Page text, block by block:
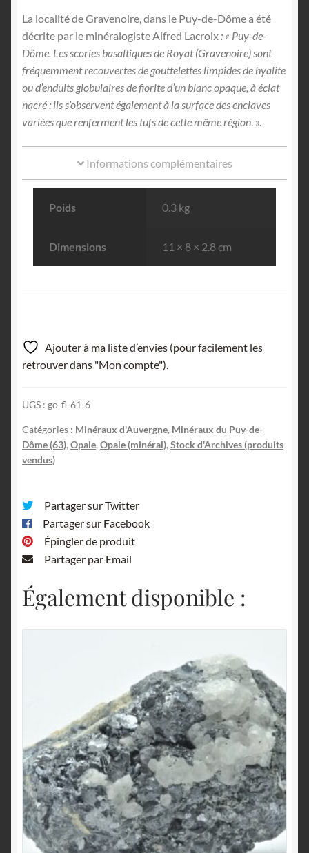
La localité de Gravenoire, dans le Puy-de-Dôme a été
décrite par le minéralogiste Alfred Lacroix: « Puy-de-
Dôme. Les scories basaltiques de Royat (Gravenoire) sont
fréquemment recouvertes de gouttelettes limpides de hyalite
ou d’enduits globulaires de fiorite d’un blanc opaque, à éclat
nacré ; ils s’observent également à la surface des enclaves
variées que renferment les tufs de cette même région. ».
Informations complémentaires
Poids 0.3 kg
Dimensions 11 × 8 × 2.8 cm
Ajouter à ma liste d’envies (pour facilement les
retrouver dans "Mon compte").
UGS : go-fl-61-6
Catégories : Minéraux d'Auvergne, Minéraux du Puy-de-
Dôme (63), Opale, Opale (minéral), Stock d'Archives (produits
vendus)
Partager sur Twitter
Partager sur Facebook
Épingler de produit
Partager par Email
Également disponible :